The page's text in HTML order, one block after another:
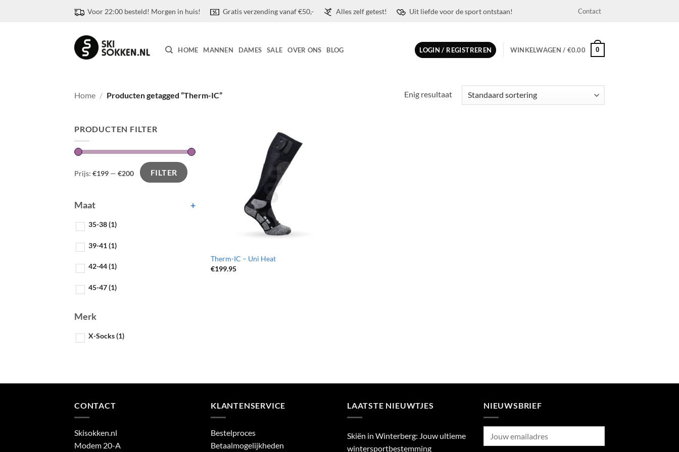
Voor 22:00 besteld! Morgen in huis! Gratis verzending vanaf €50,- Alles zelf getest! Uit liefde voor de sport ontstaan! Contact
HOME MANNEN DAMES SALE OVER ONS BLOG LOGIN / REGISTREREN WINKELWAGEN / €0.00 0
Home / Producten getagged “Therm-IC” Enig resultaat
PRODUCTEN FILTER
FILTER
Prijs: €199 — €200
Maat +
35-38(1)
39-41(1)
42-44(1)
45-47(1)
Merk
X-Socks(1)
Toevoegen
Therm-IC – Uni Heat
€199.95
CONTACT
Skisokken.nl
Modem 20-A
KLANTENSERVICE
Bestelproces
Betaalmogelijkheden
LAATSTE NIEUWTJES
Skiën in Winterberg: Jouw ultieme
wintersportbestemming
NIEUWSBRIEF